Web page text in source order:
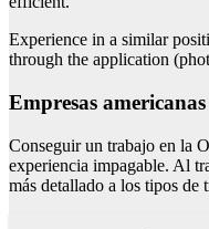
Experience in a similar
through the application
Empresas
Conseguir un trabajo en la
experiencia impagable. Al
más detallado a los tipos de